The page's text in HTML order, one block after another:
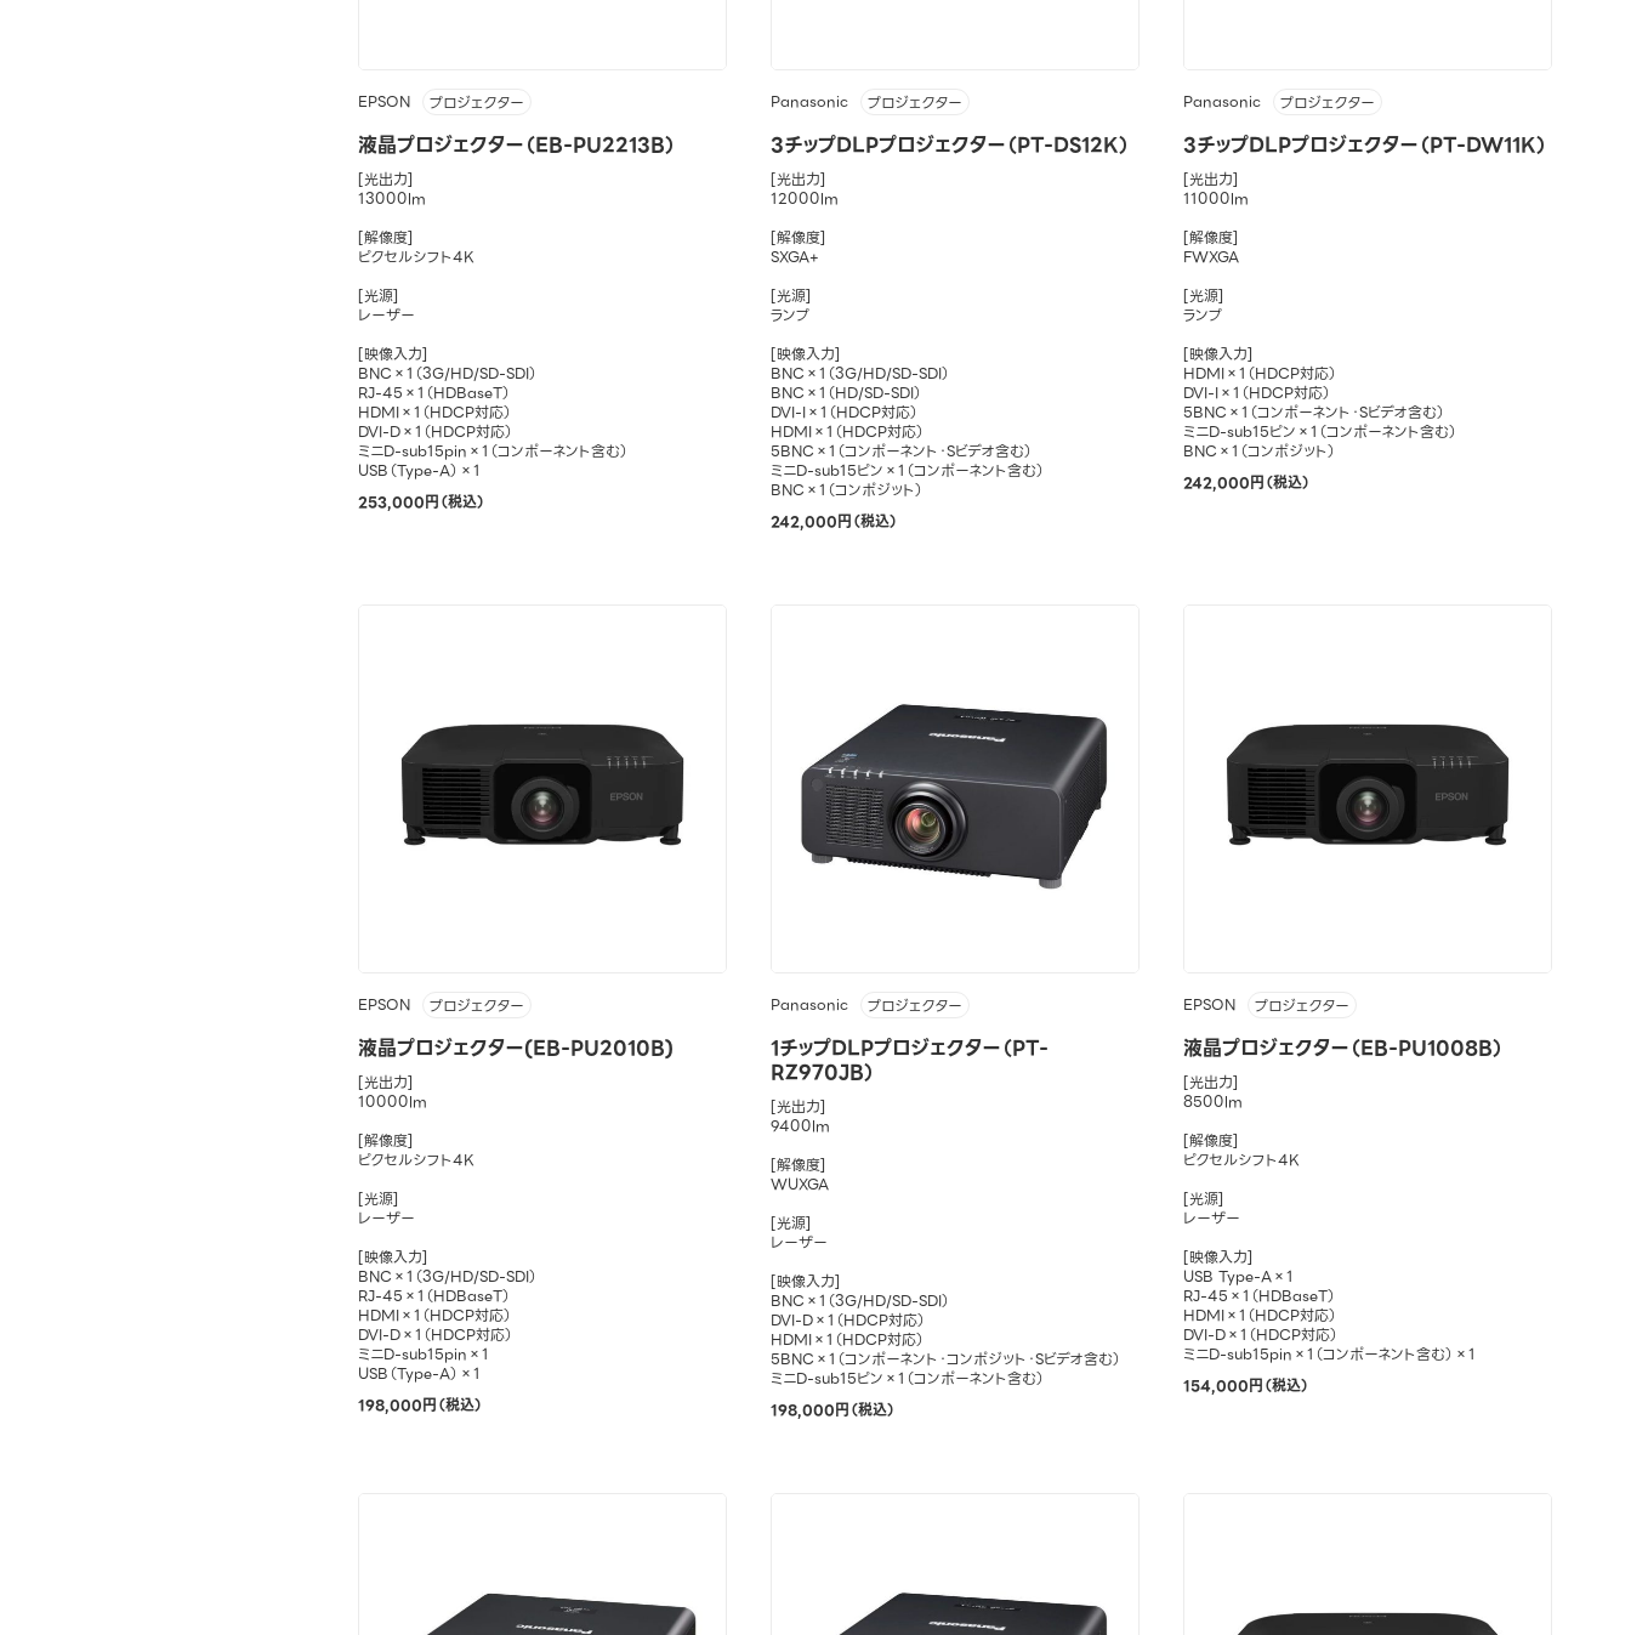
EPSON プロジェクター
液晶プロジェクター（EB-PU2213B）
[光出力]
13000lm
[解像度]
ピクセルシフト4K
[光源]
レーザー
[映像入力]
BNC×1（3G/HD/SD-SDI）
RJ-45×1（HDBaseT）
HDMI×1（HDCP対応）
DVI-D×1（HDCP対応）
ミニD-sub15pin×1（コンポーネント含む）
USB（Type-A）×1
253,000円（税込）
Panasonic プロジェクター
3チップDLPプロジェクター（PT-DS12K）
[光出力]
12000lm
[解像度]
SXGA+
[光源]
ランプ
[映像入力]
BNC×1（3G/HD/SD-SDI）
BNC×1（HD/SD-SDI）
DVI-I×1（HDCP対応）
HDMI×1（HDCP対応）
5BNC×1（コンポーネント・Sビデオ含む）
ミニD-sub15ピン×1（コンポーネント含む）
BNC×1（コンポジット）
242,000円（税込）
Panasonic プロジェクター
3チップDLPプロジェクター（PT-DW11K）
[光出力]
11000lm
[解像度]
FWXGA
[光源]
ランプ
[映像入力]
HDMI×1（HDCP対応）
DVI-I×1（HDCP対応）
5BNC×1（コンポーネント・Sビデオ含む）
ミニD-sub15ピン×1（コンポーネント含む）
BNC×1（コンポジット）
242,000円（税込）
EPSON プロジェクター
液晶プロジェクター(EB-PU2010B)
[光出力]
10000lm
[解像度]
ピクセルシフト4K
[光源]
レーザー
[映像入力]
BNC×1（3G/HD/SD-SDI）
RJ-45×1（HDBaseT）
HDMI×1（HDCP対応）
DVI-D×1（HDCP対応）
ミニD-sub15pin×1
USB（Type-A）×1
198,000円（税込）
Panasonic プロジェクター
1チップDLPプロジェクター（PT-
RZ970JB）
[光出力]
9400lm
[解像度]
WUXGA
[光源]
レーザー
[映像入力]
BNC×1（3G/HD/SD-SDI）
DVI-D×1（HDCP対応）
HDMI×1（HDCP対応）
5BNC×1（コンポーネント・コンポジット・Sビデオ含む）
ミニD-sub15ピン×1（コンポーネント含む）
198,000円（税込）
EPSON プロジェクター
液晶プロジェクター（EB-PU1008B）
[光出力]
8500lm
[解像度]
ピクセルシフト4K
[光源]
レーザー
[映像入力]
USB Type-A×1
RJ-45×1（HDBaseT）
HDMI×1（HDCP対応）
DVI-D×1（HDCP対応）
ミニD-sub15pin×1（コンポーネント含む）×1
154,000円（税込）